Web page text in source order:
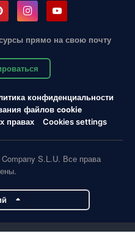
прямо на свою почту
конфиденциальности
файлов cookie
правах
Cookies settings
S.L.U. Все права